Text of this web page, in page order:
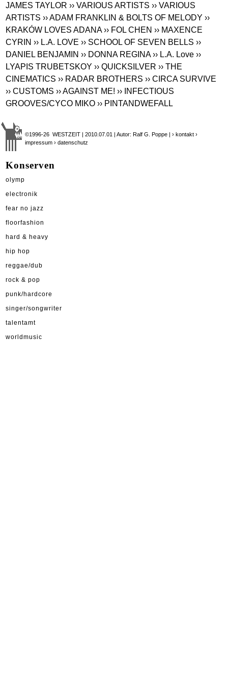
JAMES TAYLOR ›› VARIOUS ARTISTS ›› VARIOUS
ARTISTS ›› ADAM FRANKLIN & BOLTS OF MELODY ››
KRAKÓW LOVES ADANA ›› FOL CHEN ›› MAXENCE
CYRIN ›› L.A. LOVE ›› SCHOOL OF SEVEN BELLS ››
DANIEL BENJAMIN ›› DONNA REGINA ›› L.A. Love ››
LYAPIS TRUBETSKOY ›› QUICKSILVER ›› THE
CINEMATICS ›› RADAR BROTHERS ›› CIRCA SURVIVE
›› CUSTOMS ›› AGAINST ME! ›› INFECTIOUS
GROOVES/CYCO MIKO ›› PINTANDWEFALL
©1996-26 WESTZEIT | 2010.07.01 | Autor: Ralf G. Poppe |› kontakt ›
impressum › datenschutz
Konserven
olymp
electronik
fear no jazz
floorfashion
hard & heavy
hip hop
reggae/dub
rock & pop
punk/hardcore
singer/songwriter
talentamt
worldmusic